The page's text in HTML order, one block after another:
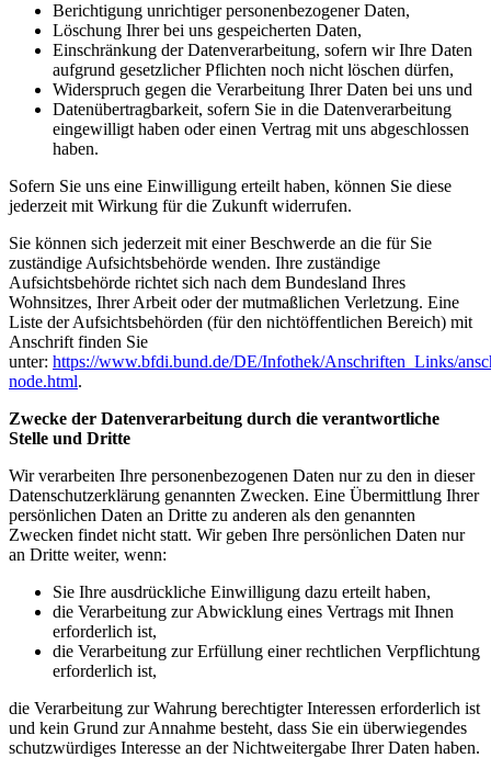
Berichtigung unrichtiger personenbezogener Daten,
Löschung Ihrer bei uns gespeicherten Daten,
Einschränkung der Datenverarbeitung, sofern wir Ihre Daten
aufgrund gesetzlicher Pflichten noch nicht löschen dürfen,
Widerspruch gegen die Verarbeitung Ihrer Daten bei uns und
Datenübertragbarkeit, sofern Sie in die Datenverarbeitung
eingewilligt haben oder einen Vertrag mit uns abgeschlossen
haben.
Sofern Sie uns eine Einwilligung erteilt haben, können Sie diese
jederzeit mit Wirkung für die Zukunft widerrufen.
Sie können sich jederzeit mit einer Beschwerde an die für Sie
zuständige Aufsichtsbehörde wenden. Ihre zuständige
Aufsichtsbehörde richtet sich nach dem Bundesland Ihres
Wohnsitzes, Ihrer Arbeit oder der mutmaßlichen Verletzung. Eine
Liste der Aufsichtsbehörden (für den nichtöffentlichen Bereich) mit
Anschrift finden Sie
unter: https://www.bfdi.bund.de/DE/Infothek/Anschriften_Links/
node.html.
Zwecke der Datenverarbeitung durch die verantwortliche
Stelle und Dritte
Wir verarbeiten Ihre personenbezogenen Daten nur zu den in dieser
Datenschutzerklärung genannten Zwecken. Eine Übermittlung Ihrer
persönlichen Daten an Dritte zu anderen als den genannten
Zwecken findet nicht statt. Wir geben Ihre persönlichen Daten nur
an Dritte weiter, wenn:
Sie Ihre ausdrückliche Einwilligung dazu erteilt haben,
die Verarbeitung zur Abwicklung eines Vertrags mit Ihnen
erforderlich ist,
die Verarbeitung zur Erfüllung einer rechtlichen Verpflichtung
erforderlich ist,
die Verarbeitung zur Wahrung berechtigter Interessen erforderlich ist
und kein Grund zur Annahme besteht, dass Sie ein überwiegendes
schutzwürdiges Interesse an der Nichtweitergabe Ihrer Daten haben.